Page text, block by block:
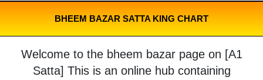
BHEEM BAZAR SATTA KING CHART
Welcome to the bheem bazar page on [A1
Satta] This is an online hub containing